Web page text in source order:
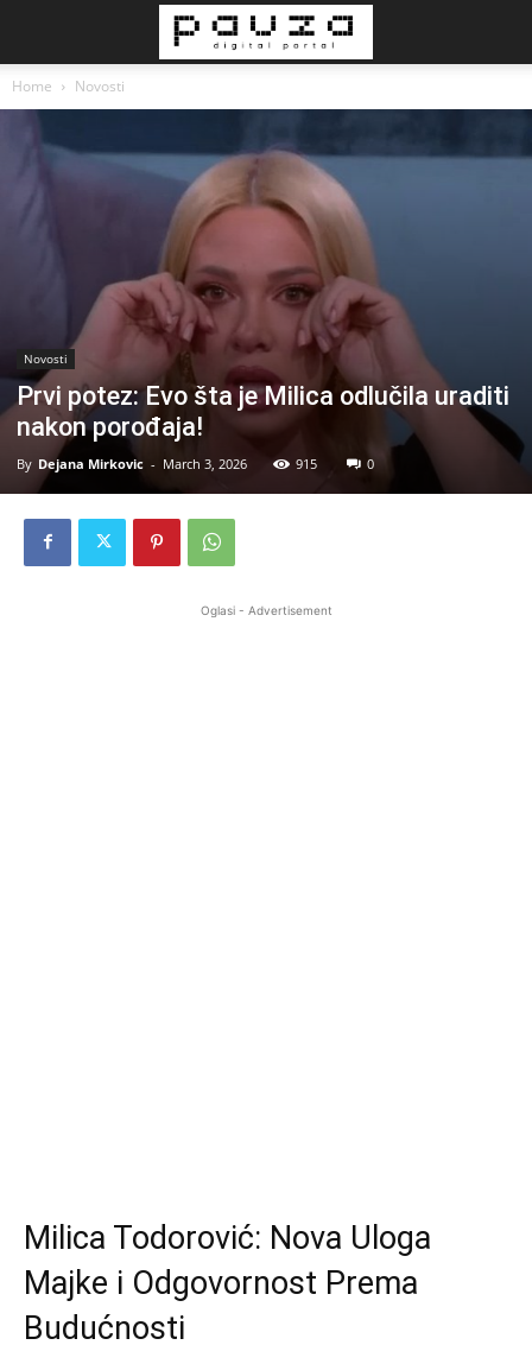
Home Novosti
Novosti
Prvi potez: Evo šta je Milica odlučila uraditi
nakon porođaja!
By Dejana Mirkovic - March 3, 2026 915 0
Oglasi - Advertisement
Milica Todorović: Nova Uloga
Majke i Odgovornost Prema
Budućnosti